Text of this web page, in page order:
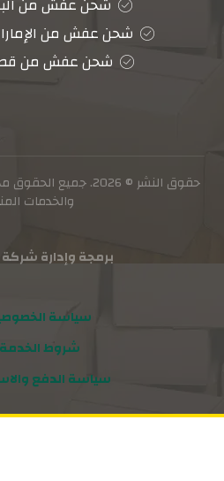
شحن عفش من
شحن عفش من
حقوق النشر © 2026.
والخدمات
برمجة وإدارة
سياسة
شروط الخدمة
سياسة الدفع